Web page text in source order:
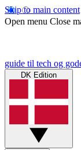
Skip to main content
Open menu Close
guide til tech og
DK Edition